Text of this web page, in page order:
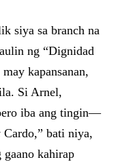
siya sa branch na
ng “Dignidad
kapansanan,
Si Arnel,
iba ang tingin—
bati niya,
gaano kahirap